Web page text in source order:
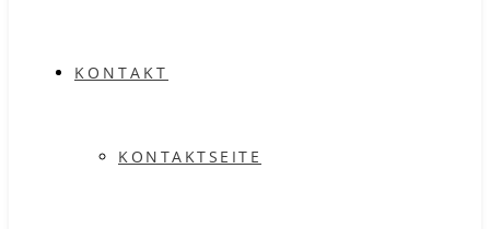
KONTAKT
KONTAKTSEITE